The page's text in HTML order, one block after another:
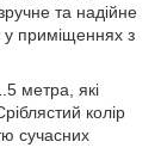
та надійне
у приміщеннях з
метра, які
колір
сучасних